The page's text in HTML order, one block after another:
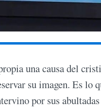
una causa del
su imagen. Es lo
por sus abultadas